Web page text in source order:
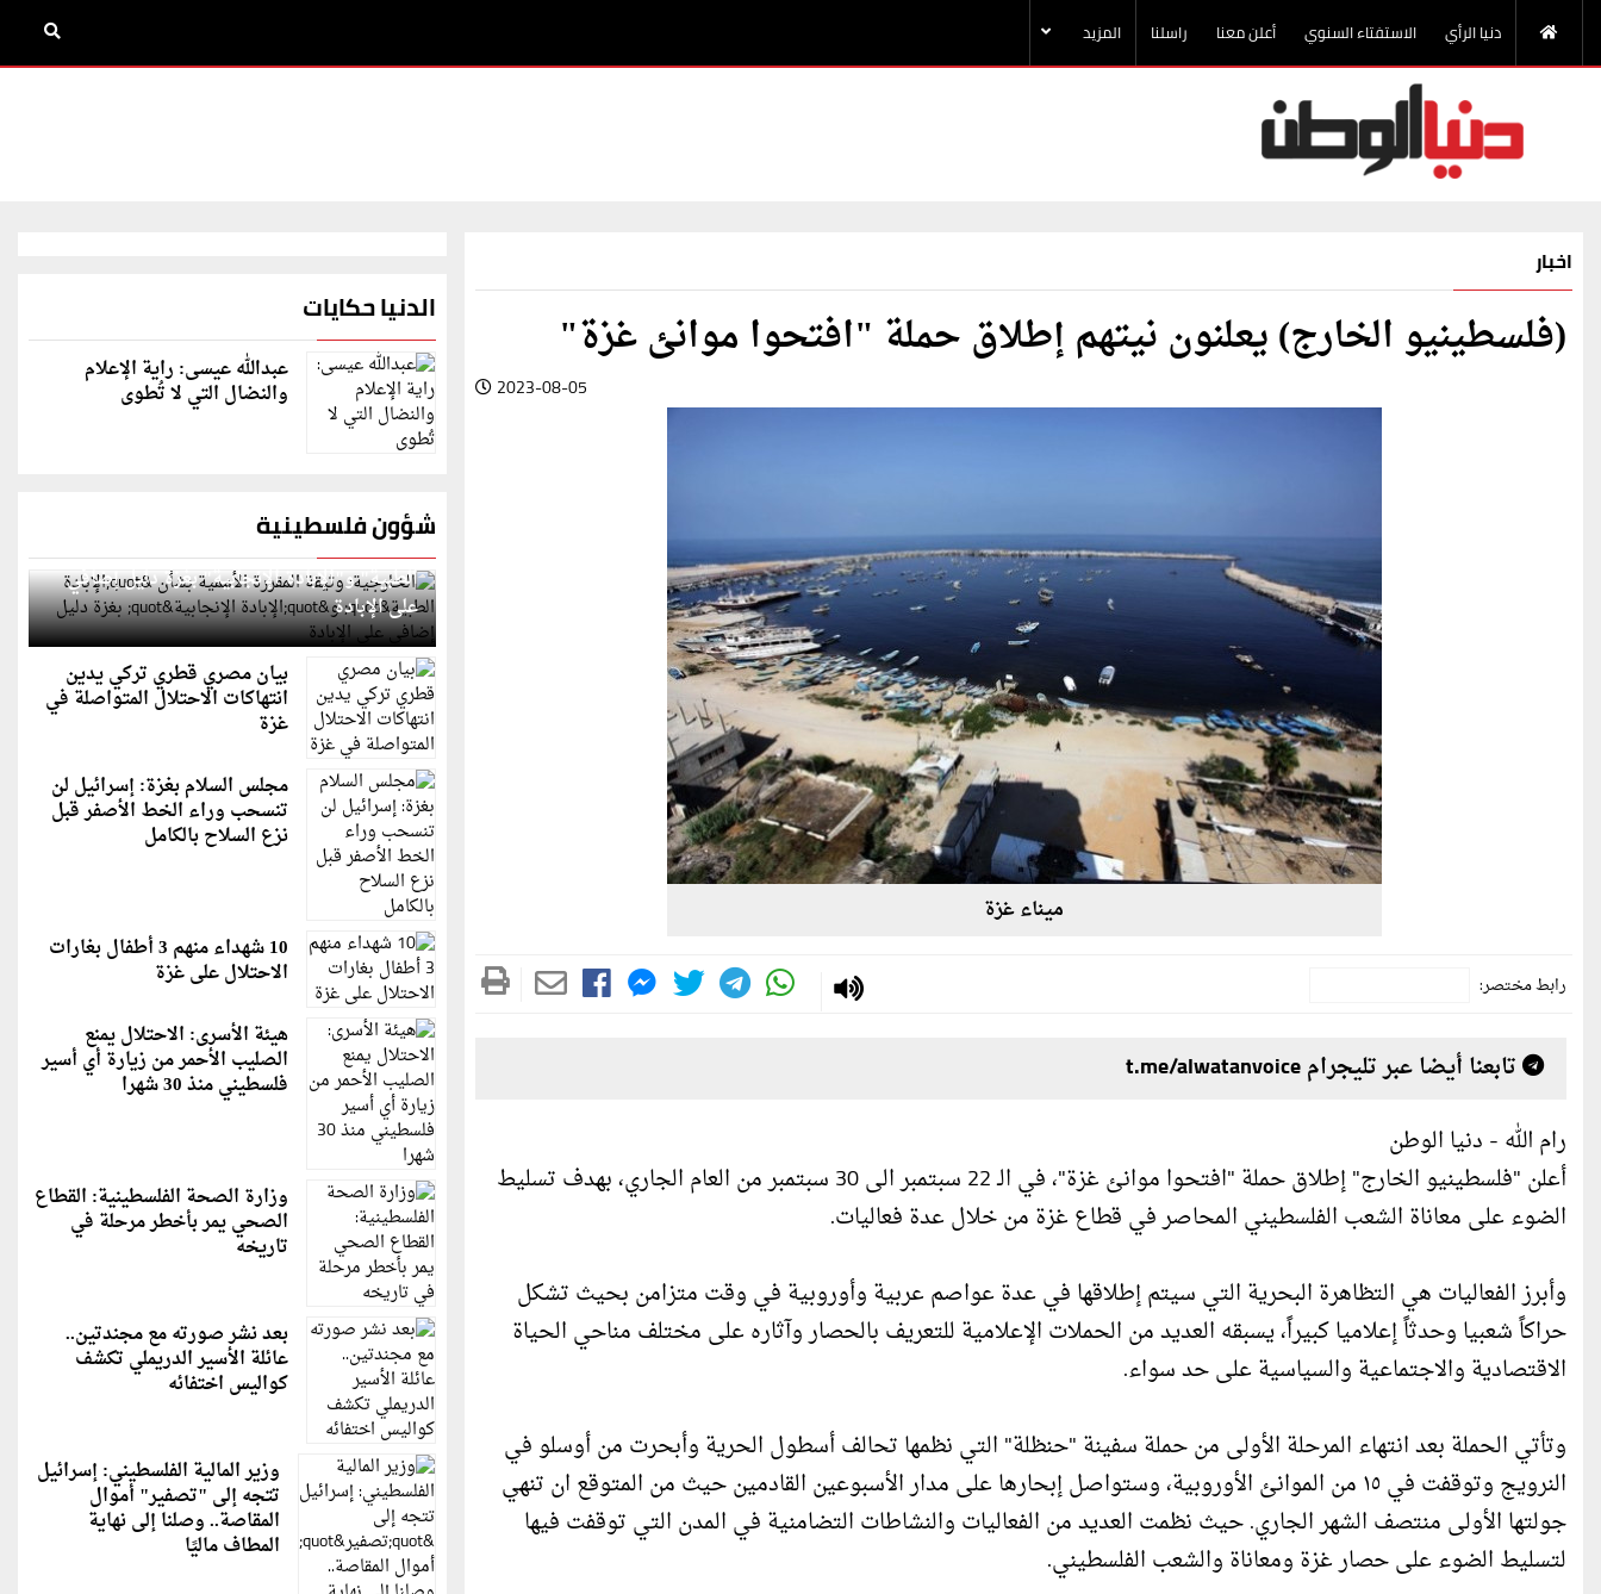
دنيا الرأي الاستفتاء السنوي أعلن معنا راسلنا المزيد
اخبار
(فلسطينيو الخارج) يعلنون نيتهم إطلاق حملة "افتحوا موانئ غزة"
2023-08-05
ميناء غزة
رابط مختصر:
تابعنا أيضا عبر تليجرام t.me/alwatanvoice
رام الله - دنيا الوطن
أعلن "فلسطينيو الخارج" إطلاق حملة "افتحوا موانئ غزة"، في الـ 22 سبتمبر الى 30 سبتمبر من العام الجاري، بهدف تسليط
الضوء على معاناة الشعب الفلسطيني المحاصر في قطاع غزة من خلال عدة فعاليات.
وأبرز الفعاليات هي التظاهرة البحرية التي سيتم إطلاقها في عدة عواصم عربية وأوروبية في وقت متزامن بحيث تشكل
حراكاً شعبيا وحدثاً إعلاميا كبيراً، يسبقه العديد من الحملات الإعلامية للتعريف بالحصار وآثاره على مختلف مناحي الحياة
الاقتصادية والاجتماعية والسياسية على حد سواء.
وتأتي الحملة بعد انتهاء المرحلة الأولى من حملة سفينة "حنظلة" التي نظمها تحالف أسطول الحرية وأبحرت من أوسلو في
النرويج وتوقفت في ١٥ من الموانئ الأوروبية، وستواصل إبحارها على مدار الأسبوعين القادمين حيث من المتوقع ان تنهي
جولتها الأولى منتصف الشهر الجاري. حيث نظمت العديد من الفعاليات والنشاطات التضامنية في المدن التي توقفت فيها
لتسليط الضوء على حصار غزة ومعاناة والشعب الفلسطيني.
الدنيا حكايات
عبدالله عيسى: راية الإعلام
والنضال التي لا تُطوى
شؤون فلسطينية
الخارجية: وثيقة المقررة الأممية بشأن "الإبادة
الطبية" و"الإبادة الإنجابية" بغزة دليل إضافي
على الإبادة
بيان مصري قطري تركي يدين
انتهاكات الاحتلال المتواصلة في
غزة
مجلس السلام بغزة: إسرائيل لن
تنسحب وراء الخط الأصفر قبل
نزع السلاح بالكامل
10 شهداء منهم 3 أطفال بغارات
الاحتلال على غزة
هيئة الأسرى: الاحتلال يمنع
الصليب الأحمر من زيارة أي أسير
فلسطيني منذ 30 شهرا
وزارة الصحة الفلسطينية: القطاع
الصحي يمر بأخطر مرحلة في
تاريخه
بعد نشر صورته مع مجندتين..
عائلة الأسير الدريملي تكشف
كواليس اختفائه
وزير المالية الفلسطيني: إسرائيل
تتجه إلى "تصفير" أموال
المقاصة.. وصلنا إلى نهاية
المطاف ماليًا